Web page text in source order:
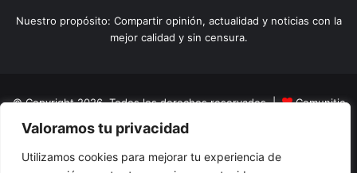
Valoramos tu privacidad
Utilizamos cookies para mejorar tu experiencia de
Nuestro propósito: Compartir opinión, actualidad y noticias con la
mejor calidad y sin censura.
© Copyright 2026, Todos los derechos reservados |
Comunitic
SAS BICNit 901228106
Home
Actualidad Variedades Opinion Turismo